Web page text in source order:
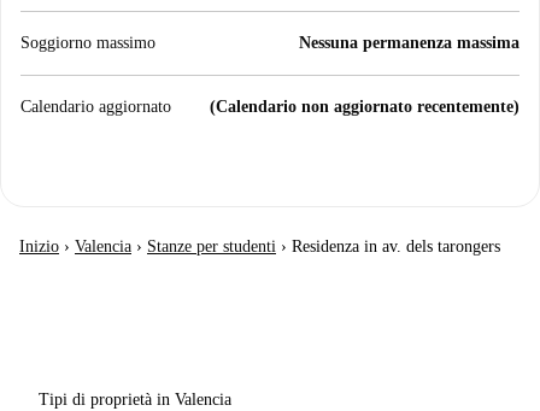
Soggiorno massimo Nessuna permanenza massima
Calendario aggiornato (Calendario non aggiornato recentemente)
Inizio › Valencia › Stanze per studenti › Residenza in av. dels tarongers
Tipi di proprietà in Valencia